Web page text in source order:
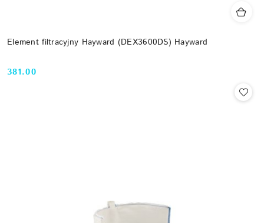
Element filtracyjny Hayward (DEX3600DS) Hayward
Cena:
381.00